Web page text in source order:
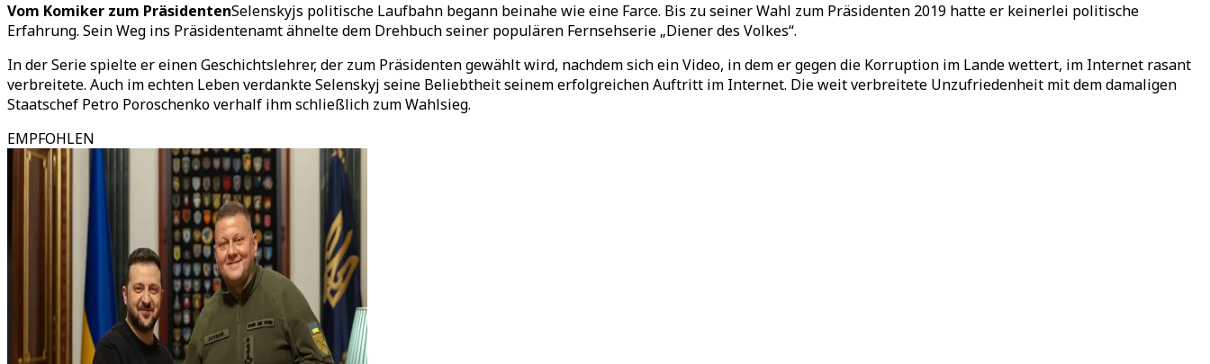
Vom Komiker zum PräsidentenSelenskyjs politische Laufbahn begann beinahe wie eine Farce. Bis zu seiner Wahl zum Präsidenten 2019 hatte er keinerlei politische
Erfahrung. Sein Weg ins Präsidentenamt ähnelte dem Drehbuch seiner populären Fernsehserie „Diener des Volkes“.
In der Serie spielte er einen Geschichtslehrer, der zum Präsidenten gewählt wird, nachdem sich ein Video, in dem er gegen die Korruption im Lande wettert, im Internet rasant
verbreitete. Auch im echten Leben verdankte Selenskyj seine Beliebtheit seinem erfolgreichen Auftritt im Internet. Die weit verbreitete Unzufriedenheit mit dem damaligen
Staatschef Petro Poroschenko verhalf ihm schließlich zum Wahlsieg.
EMPFOHLEN